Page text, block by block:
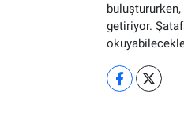
getiriyor.